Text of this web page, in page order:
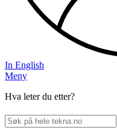
In English
Meny
Hva leter du etter?